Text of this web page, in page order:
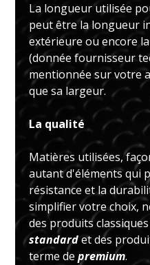
La longueur utilisée
peut être la longueur
extérieure ou encore
(donnée fournisseur
mentionnée sur votre
que sa largeur.
La qualité
Matières utilisées,
autant d'éléments qui
résistance et la
simplifier votre choix,
des produits
standardet des
terme depremium.